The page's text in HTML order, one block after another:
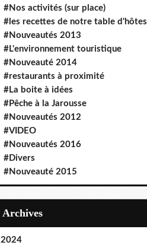
#Nos activités (sur place)
#les recettes de notre table d'hôtes
#Nouveautés 2013
#L'environnement touristique
#Nouveauté 2014
#restaurants à proximité
#La boite à idées
#Pêche à la Jarousse
#Nouveautés 2012
#VIDEO
#Nouveautés 2016
#Divers
#Nouveauté 2015
Archives
2024